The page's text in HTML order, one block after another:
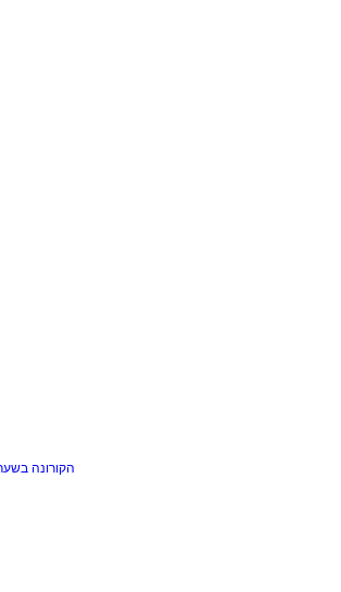
הקורונה